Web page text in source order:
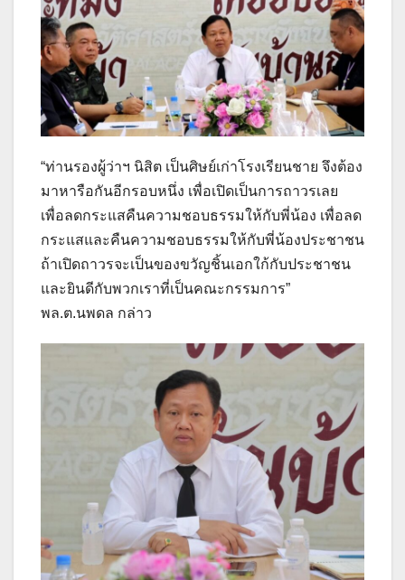
“ท่านรองผู้ว่าฯ นิสิต เป็นศิษย์เก่าโรงเรียนชาย จึงต้อง
มาหารือกันอีกรอบหนึ่ง เพื่อเปิดเป็นการถาวรเลย
เพื่อลดกระแสคืนความชอบธรรมให้กับพี่น้อง เพื่อลด
กระแสและคืนความชอบธรรมให้กับพี่น้องประชาชน
ถ้าเปิดถาวรจะเป็นของขวัญชิ้นเอกใก้กับประชาชน
และยินดีกับพวกเราที่เป็นคณะกรรมการ”
พล.ต.นพดล กล่าว